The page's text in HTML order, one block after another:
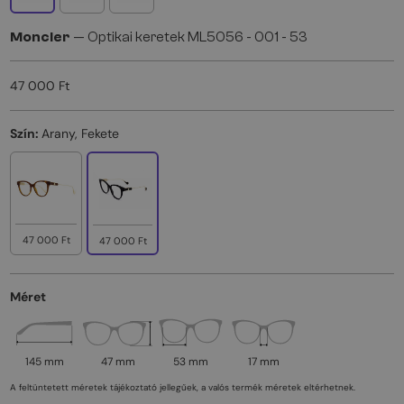
Moncler — Optikai keretek ML5056 - 001 - 53
47 000 Ft
Szín: Arany, Fekete
47 000 Ft 47 000 Ft
Méret
145 mm 47 mm 53 mm 17 mm
A feltüntetett méretek tájékoztató jellegűek, a valós termék méretek eltérhetnek.